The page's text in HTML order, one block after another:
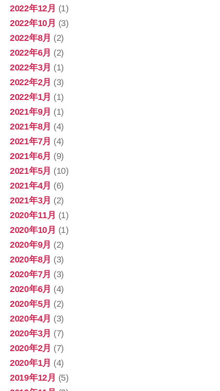
2022年12月 (1)
2022年10月 (3)
2022年8月 (2)
2022年6月 (2)
2022年3月 (1)
2022年2月 (3)
2022年1月 (1)
2021年9月 (1)
2021年8月 (4)
2021年7月 (4)
2021年6月 (9)
2021年5月 (10)
2021年4月 (6)
2021年3月 (2)
2020年11月 (1)
2020年10月 (1)
2020年9月 (2)
2020年8月 (3)
2020年7月 (3)
2020年6月 (4)
2020年5月 (2)
2020年4月 (3)
2020年3月 (7)
2020年2月 (7)
2020年1月 (4)
2019年12月 (5)